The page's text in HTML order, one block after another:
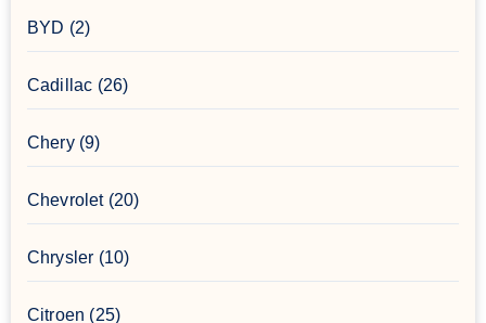
BYD (2)
Cadillac (26)
Chery(9)
Chevrolet(20)
Chrysler (10)
Citroen (25)